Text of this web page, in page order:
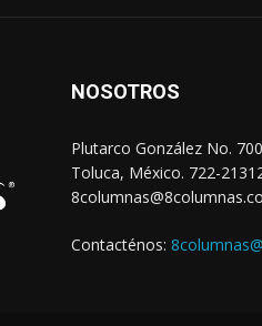
NOSOTROS
Plutarco González No.
Toluca, México. 722-
Contacténos: